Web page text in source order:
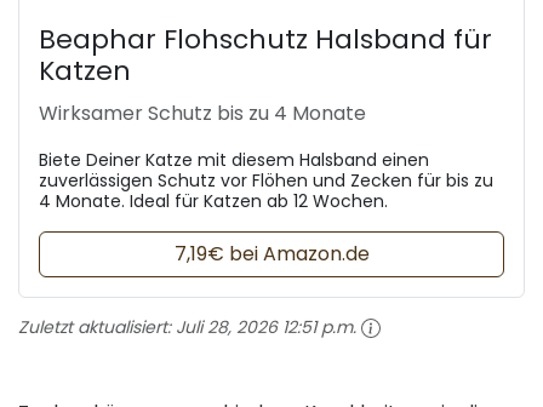
Beaphar Flohschutz Halsband für
Katzen
Wirksamer Schutz bis zu 4 Monate
Biete Deiner Katze mit diesem Halsband einen
zuverlässigen Schutz vor Flöhen und Zecken für bis zu
4 Monate. Ideal für Katzen ab 12 Wochen.
7,19€ bei Amazon.de
Zuletzt aktualisiert: Juli 28, 2026 12:51 p.m.